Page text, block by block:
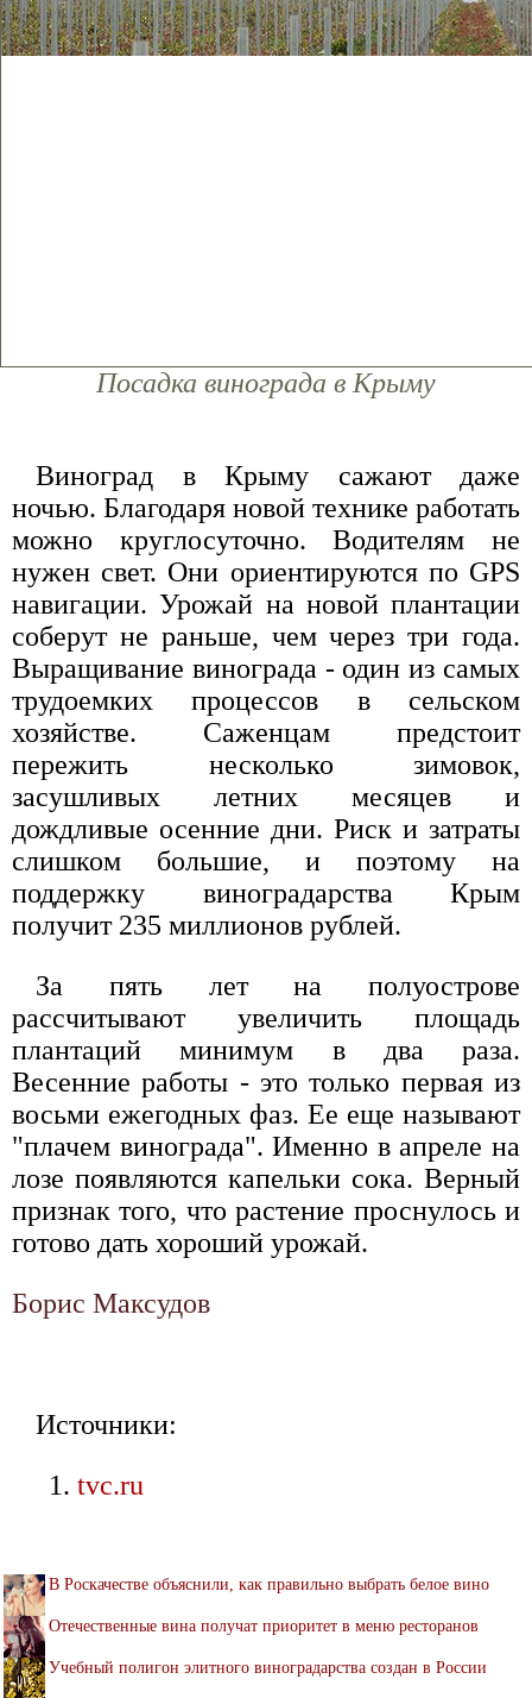
Посадка винограда в Крыму
Виноград в Крыму сажают даже
ночью. Благодаря новой технике работать
можно круглосуточно. Водителям не
нужен свет. Они ориентируются по GPS
навигации. Урожай на новой плантации
соберут не раньше, чем через три года.
Выращивание винограда - один из самых
трудоемких процессов в сельском
хозяйстве. Саженцам предстоит
пережить несколько зимовок,
засушливых летних месяцев и
дождливые осенние дни. Риск и затраты
слишком большие, и поэтому на
поддержку виноградарства Крым
получит 235 миллионов рублей.
За пять лет на полуострове
рассчитывают увеличить площадь
плантаций минимум в два раза.
Весенние работы - это только первая из
восьми ежегодных фаз. Ее еще называют
"плачем винограда". Именно в апреле на
лозе появляются капельки сока. Верный
признак того, что растение проснулось и
готово дать хороший урожай.
Борис Максудов
Источники:
tvc.ru
В Роскачестве объяснили, как правильно выбрать белое вино
Отечественные вина получат приоритет в меню ресторанов
Учебный полигон элитного виноградарства создан в России